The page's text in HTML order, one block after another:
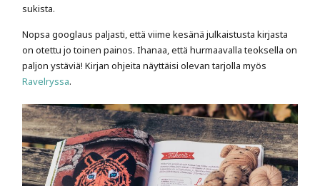
sukista.
Nopsa googlaus paljasti, että viime kesänä julkaistusta kirjasta
on otettu jo toinen painos. Ihanaa, että hurmaavalla teoksella on
paljon ystäviä! Kirjan ohjeita näyttäisi olevan tarjolla myös
Ravelryssa.